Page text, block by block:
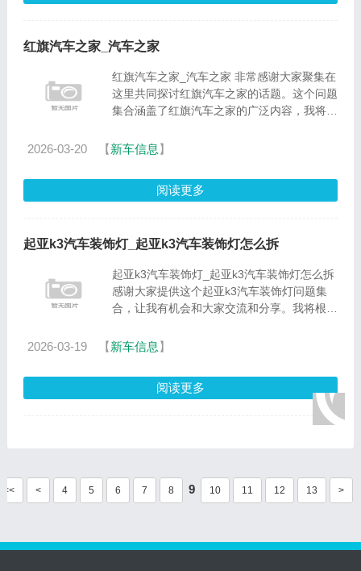
红旗汽车之家_汽车之家
红旗汽车之家_汽车之家 非常感谢大家聚集在
这里共同探讨红旗汽车之家的话题。这个问题
集合涵盖了红旗汽车之家的广泛内容，我将用
答。1.???????????2.红旗加速向上，岚图、
2026-03-20 【新车信息 】
阅读更多
起亚k3汽车装饰灯_起亚k3汽车装饰灯怎么拆
起亚k3汽车装饰灯_起亚k3汽车装饰灯怎么拆
感谢大家提供这个起亚k3汽车装饰灯问题集
合，让我有机会和大家交流和分享。我将根据
条理的回答。1.起亚k3近光灯怎么调节螺丝2.
2026-03-19 【新车信息 】
阅读更多
<< < 4 5 6 7 8 9 10 11 12 13 >